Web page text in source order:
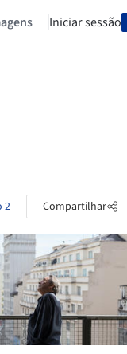
Iniciar sessão
2 Compartilhar